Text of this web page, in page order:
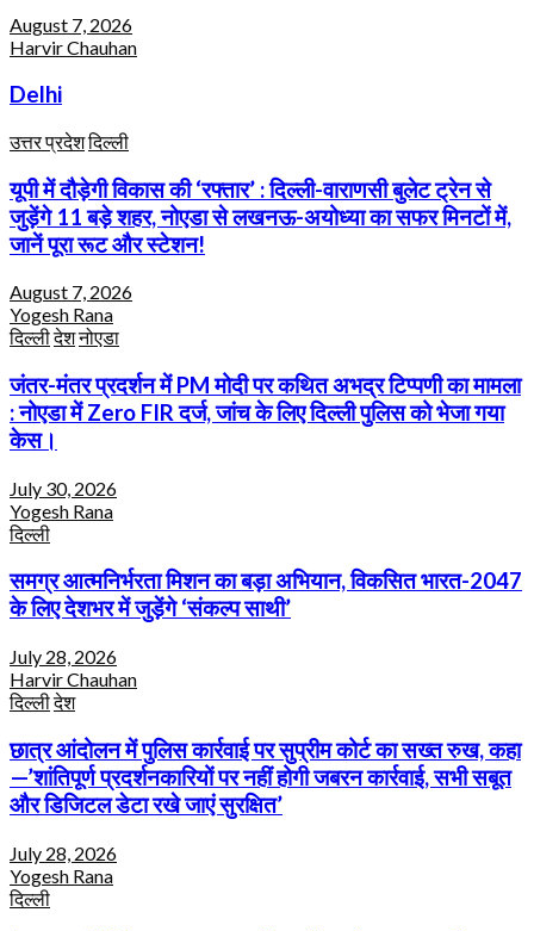
August 7, 2026
Harvir Chauhan
Delhi
उत्तर प्रदेशदिल्ली
यूपी में दौड़ेगी विकास की ‘रफ्तार’ : दिल्ली-वाराणसी बुलेट ट्रेन से
जुड़ेंगे 11 बड़े शहर, नोएडा से लखनऊ-अयोध्या का सफर मिनटों में,
जानें पूरा रूट और स्टेशन!
August 7, 2026
Yogesh Rana
दिल्लीदेशनोएडा
जंतर-मंतर प्रदर्शन में PM मोदी पर कथित अभद्र टिप्पणी का मामला
: नोएडा में Zero FIR दर्ज, जांच के लिए दिल्ली पुलिस को भेजा गया
केस।
July 30, 2026
Yogesh Rana
दिल्ली
समग्र आत्मनिर्भरता मिशन का बड़ा अभियान, विकसित भारत-2047
के लिए देशभर में जुड़ेंगे ‘संकल्प साथी’
July 28, 2026
Harvir Chauhan
दिल्लीदेश
छात्र आंदोलन में पुलिस कार्रवाई पर सुप्रीम कोर्ट का सख्त रुख, कहा
—’शांतिपूर्ण प्रदर्शनकारियों पर नहीं होगी जबरन कार्रवाई, सभी सबूत
और डिजिटल डेटा रखे जाएं सुरक्षित’
July 28, 2026
Yogesh Rana
दिल्ली